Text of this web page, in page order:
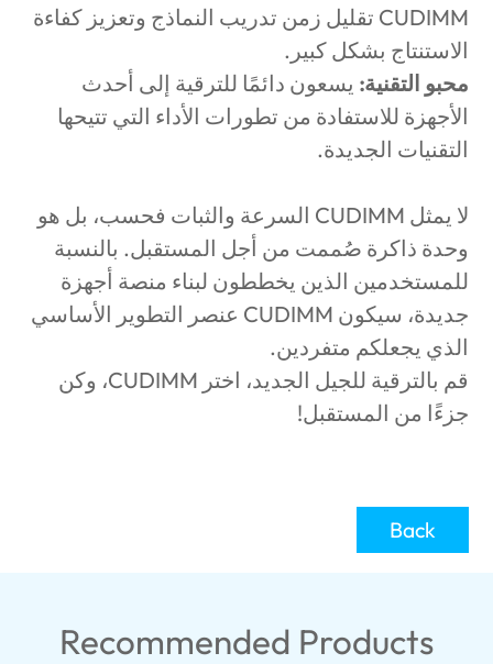
CUDIMM تقليل زمن تدريب النماذج وتعزيز كفاءة
الاستنتاج بشكل كبير.
محبو التقنية: يسعون دائمًا للترقية إلى أحدث
الأجهزة للاستفادة من تطورات الأداء التي تتيحها
التقنيات الجديدة.
لا يمثل CUDIMM السرعة والثبات فحسب، بل هو
وحدة ذاكرة صُممت من أجل المستقبل. بالنسبة
للمستخدمين الذين يخططون لبناء منصة أجهزة
جديدة، سيكون CUDIMM عنصر التطوير الأساسي
الذي يجعلكم متفردين.
قم بالترقية للجيل الجديد، اختر CUDIMM، وكن
جزءًا من المستقبل!
Back
Recommended Products